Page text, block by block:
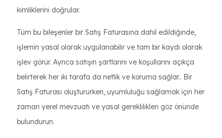
kimliklerini doğrular.
Tüm bu bileşenler bir Satış Faturasına dahil edildiğinde,
işlemin yasal olarak uygulanabilir ve tam bir kaydı olarak
işlev görür. Ayrıca satışın şartlarını ve koşullarını açıkça
belirterek her iki tarafa da netlik ve koruma sağlar.. Bir
Satış Faturası oluştururken, uyumluluğu sağlamak için her
zaman yerel mevzuatı ve yasal gereklilikleri göz önünde
bulundurun.